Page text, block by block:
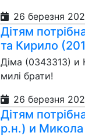
26 березня
Дітям
та Кирило
Діма (0343313) и
милі брати!
26 березня
Дітям
р.н.) и